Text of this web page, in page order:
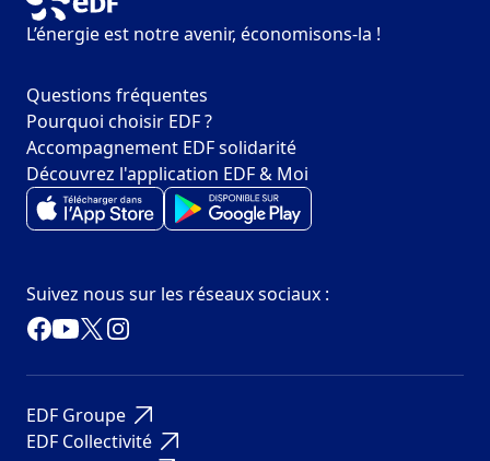
L’énergie est notre avenir, économisons-la !
Questions fréquentes
Pourquoi choisir EDF ?
Accompagnement EDF solidarité
Découvrez l'application EDF & Moi
Suivez nous sur les réseaux sociaux :
EDF Groupe
EDF Collectivité